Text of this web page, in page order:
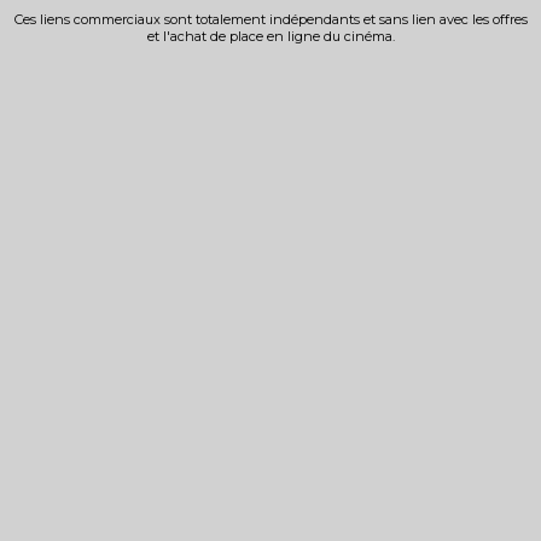
Ces liens commerciaux sont totalement indépendants et sans lien avec les offres
et l'achat de place en ligne du cinéma.